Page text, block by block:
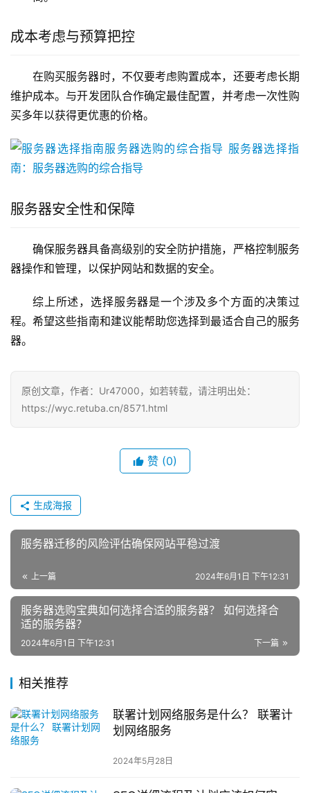
成本考虑与预算把控
在购买服务器时，不仅要考虑购置成本，还要考虑长期
维护成本。与开发团队合作确定最佳配置，并考虑一次性购
买多年以获得更优惠的价格。
服务器安全性和保障
确保服务器具备高级别的安全防护措施，严格控制服务
器操作和管理，以保护网站和数据的安全。
综上所述，选择服务器是一个涉及多个方面的决策过
程。希望这些指南和建议能帮助您选择到最适合自己的服务
器。
原创文章，作者：Ur47000，如若转载，请注明出处：
https://wyc.retuba.cn/8571.html
赞 (0)
生成海报
服务器迁移的风险评估确保网站平稳过渡
上一篇 2024年6月1日 下午12:31
服务器选购宝典如何选择合适的服务器？ 如何选择合
适的服务器？
下一篇
2024年6月1日 下午12:31
相关推荐
联署计划网络服务是什么？ 联署计
划网络服务
2024年5月28日